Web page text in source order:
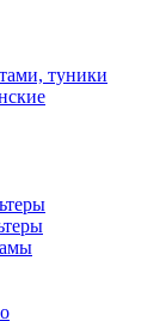
туники